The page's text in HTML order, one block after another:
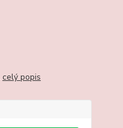
celý popis